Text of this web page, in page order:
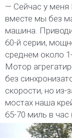
— Сейчас у меня
вместе мы без
машина.
60-й серии,
среднем около
Мотор
без
скорости, но из-
мостах наша
65-70 миль в час